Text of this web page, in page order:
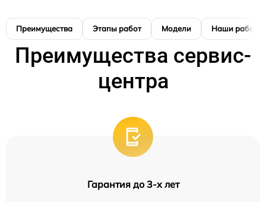
Преимущества Этапы работ Модели Наши работы
Преимущества сервис-
центра
Гарантия до 3-х лет